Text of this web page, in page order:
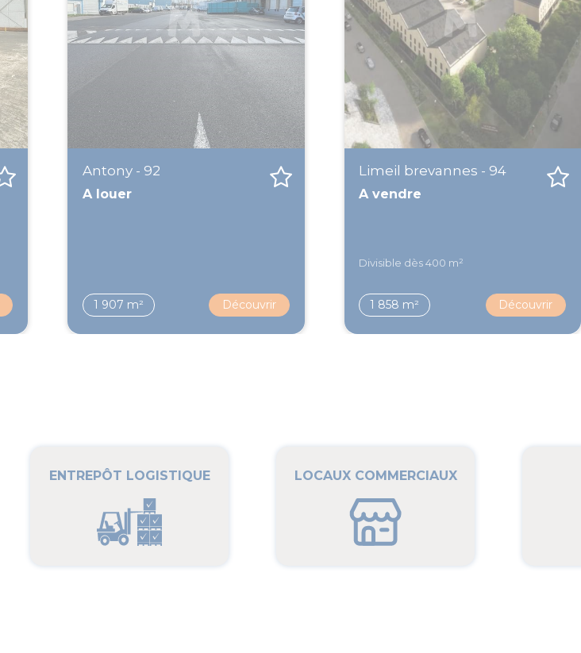
Antony - 92
A louer
1 907 m² Découvrir
Limeil brevannes - 94
A vendre
Divisible dès 400 m²
1 858 m² Découvrir
ENTREPÔT LOGISTIQUE LOCAUX COMMERCIAUX